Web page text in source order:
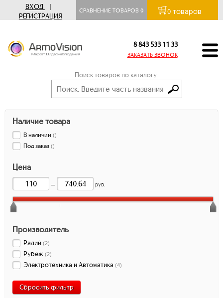
ВХОД
|
РЕГИСТРАЦИЯ
СРАВНЕНИЕ ТОВАРОВ0 0 товаров
8 843 533 11 33
ЗАКАЗАТЬ ЗВОНОК
Поиск товаров по каталогу:
Наличие товара
В наличии ()
Под заказ ()
Цена
— руб.
Производитель
Радий (2)
Рубеж (2)
Электротехника и Автоматика (4)
Сбросить фильтр